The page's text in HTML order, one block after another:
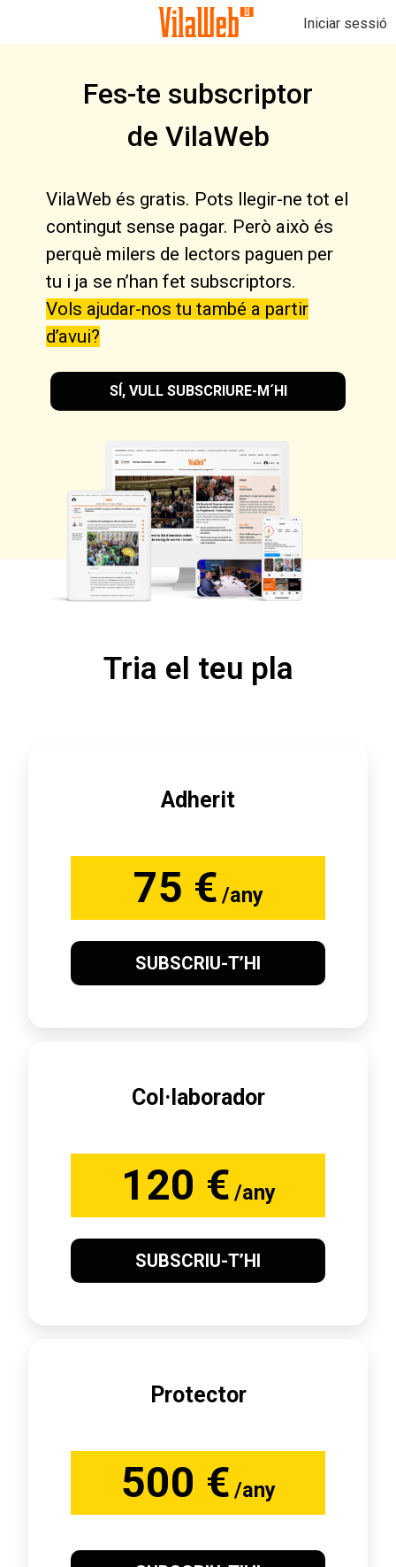
Iniciar sessió
Fes-te subscriptor
de VilaWeb
VilaWeb és gratis. Pots llegir-ne tot el
contingut sense pagar. Però això és
perquè milers de lectors paguen per
tu i ja se n’han fet subscriptors.
Vols ajudar-nos tu també a partir
d’avui?
SÍ, VULL SUBSCRIURE-M´HI
Tria el teu pla
Adherit
75 € /any
SUBSCRIU-T’HI
Col·laborador
120 € /any
SUBSCRIU-T’HI
Protector
500 € /any